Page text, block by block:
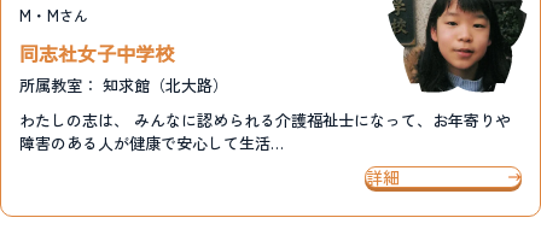
M・Mさん
同志社女子中学校
所属教室： 知求館（北大路）
わたしの志は、 みんなに認められる介護福祉士になって、お年寄りや
障害のある人が健康で安心して生活…
詳細